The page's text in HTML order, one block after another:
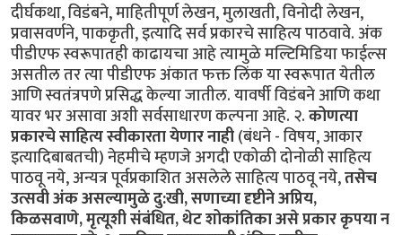
दीर्घकथा, विडंबने, माहितीपूर्ण लेखन, मुलाखती, विनोदी लेखन,
प्रवासवर्णने, पाककृती, इत्यादि सर्व प्रकारचे साहित्य पाठवावे. अंक
पीडीएफ स्वरूपातही काढायचा आहे त्यामुळे मल्टिमिडिया फाईल्स
असतील तर त्या पीडीएफ अंकात फक्त लिंक या स्वरूपात येतील
आणि स्वतंत्रपणे प्रसिद्ध केल्या जातील. यावर्षी विडंबने आणि कथा
यावर भर असावा अशी सर्वसाधारण कल्पना आहे. २.कोणत्या
प्रकारचे साहित्य स्वीकारता येणार नाही(बंधने - विषय, आकार
इत्यादिबाबतची) नेहमीचे म्हणजे अगदी एकोळी दोनोळी साहित्य
पाठवू नये, अन्यत्र पूर्वप्रकाशित असलेले साहित्य पाठवू नये,तसेच
उत्सवी अंक असल्यामुळे दु:खी, सणाच्या दृष्टीने अप्रिय,
किळसवाणे, मृत्यूशी संबंधित, थेट शोकांतिका असे प्रकार कृपया न